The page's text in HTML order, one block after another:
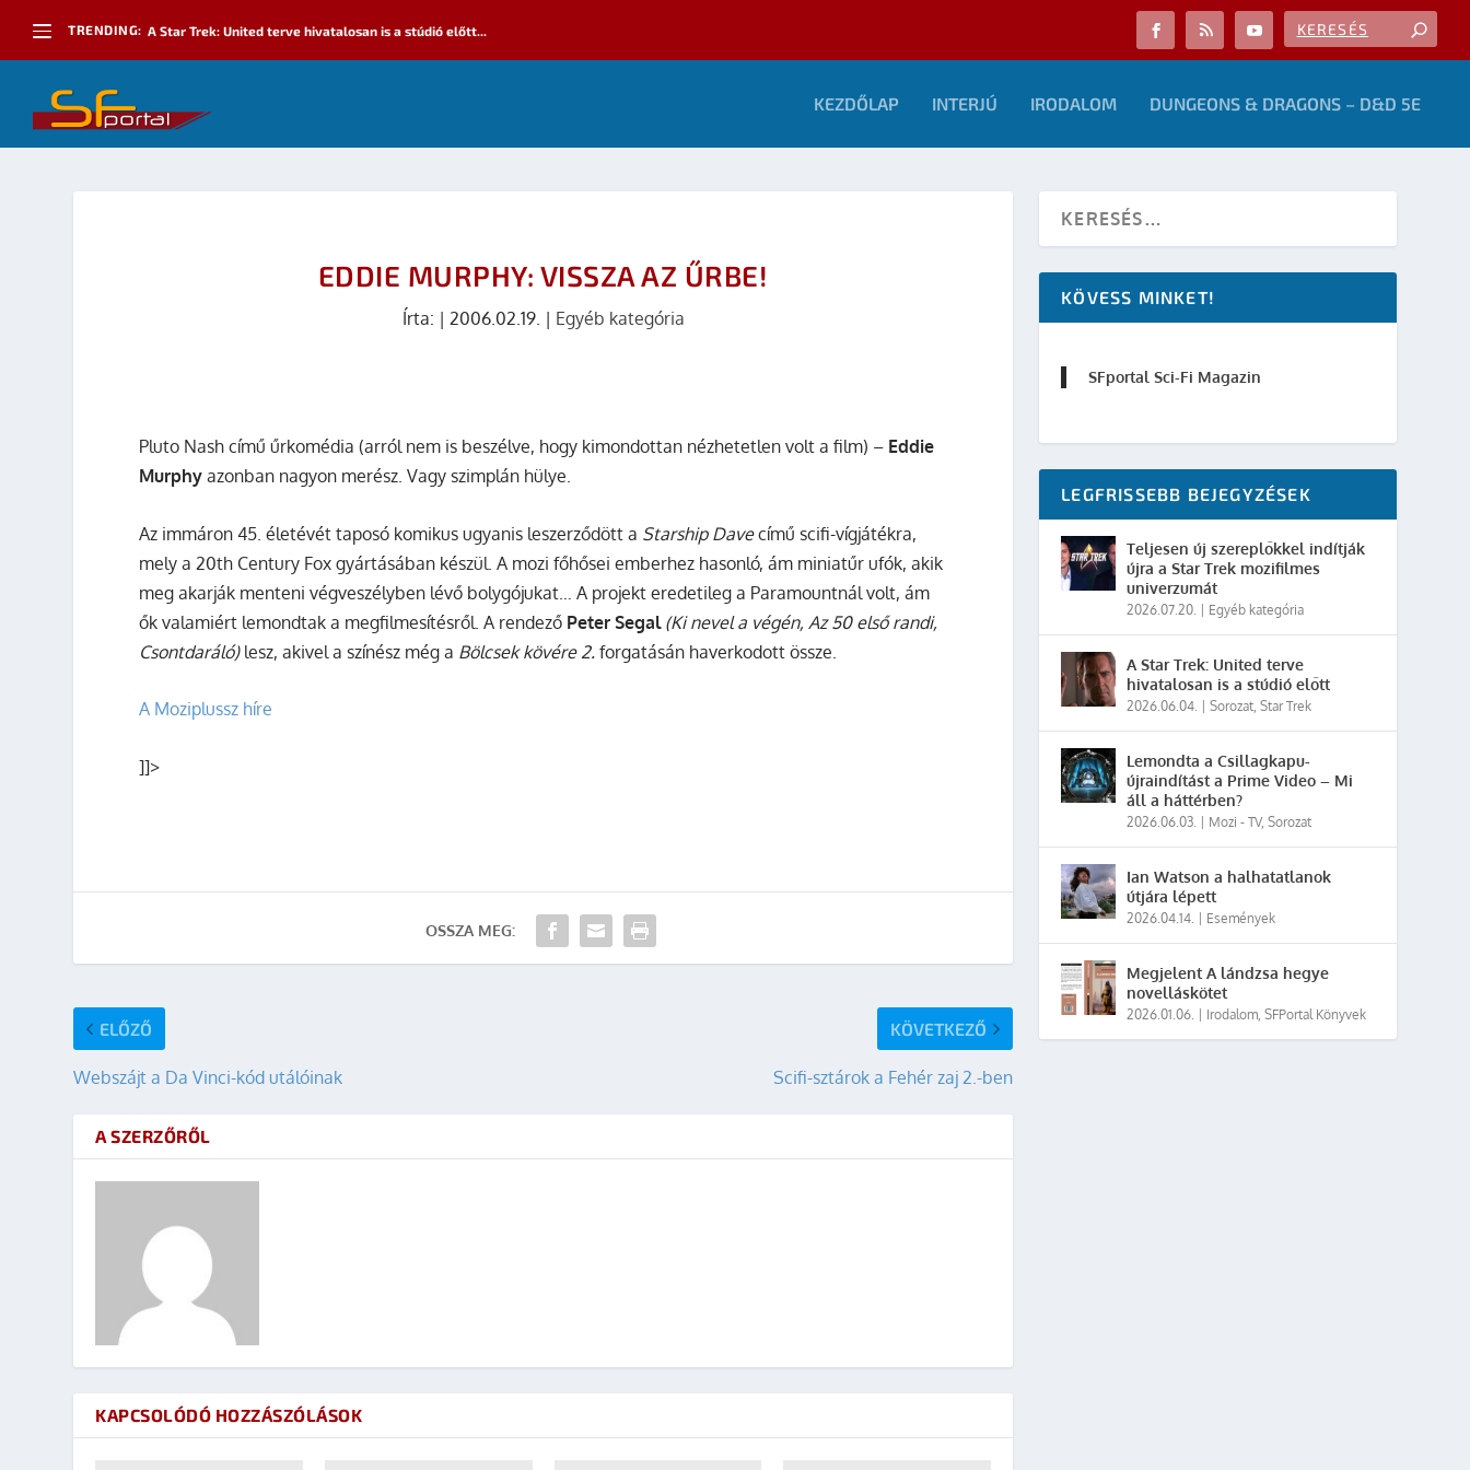
TRENDING: A Star Trek: United terve hivatalosan is a stúdió előtt...
KEZDŐLAP INTERJÚ IRODALOM DUNGEONS & DRAGONS – D&D 5E
EDDIE MURPHY: VISSZA AZ ŰRBE!
Írta: | 2006.02.19. | Egyéb kategória
Pluto Nash című űrkomédia (arról nem is beszélve, hogy kimondottan nézhetetlen volt a film) – Eddie
Murphy azonban nagyon merész. Vagy szimplán hülye.
Az immáron 45. életévét taposó komikus ugyanis leszerződött a Starship Davecímű scifi-vígjátékra,
mely a 20th Century Fox gyártásában készül. A mozi főhősei emberhez hasonló, ám miniatűr ufók, akik
meg akarják menteni végveszélyben lévő bolygójukat… A projekt eredetileg a Paramountnál volt, ám
ők valamiért lemondtak a megfilmesítésről. A rendező Peter Segal (Ki nevel a végén, Az 50 első randi,
Csontdaráló)lesz, akivel a színész még a Bölcsek kövére 2. forgatásán haverkodott össze.
A Moziplussz híre
]]>
OSSZA MEG:
ELŐZŐ
Webszájt a Da Vinci-kód utálóinak
KÖVETKEZŐ
Scifi-sztárok a Fehér zaj 2.-ben
A SZERZŐRŐL
KAPCSOLÓDÓ HOZZÁSZÓLÁSOK
KÖVESS MINKET!
SFportal Sci-Fi Magazin
LEGFRISSEBB BEJEGYZÉSEK
Teljesen új szereplőkkel indítják
újra a Star Trek mozifilmes
univerzumát
2026.07.20. Egyéb kategória
A Star Trek: United terve
hivatalosan is a stúdió előtt
2026.06.04. |Sorozat,Star Trek
Lemondta a Csillagkapu-
újraindítást a Prime Video – Mi
áll a háttérben?
2026.06.03. Mozi - TV,Sorozat
Ian Watson a halhatatlanok
útjára lépett
2026.04.14. Események
Megjelent A lándzsa hegye
novelláskötet
2026.01.06. Irodalom,SFPortal Könyvek